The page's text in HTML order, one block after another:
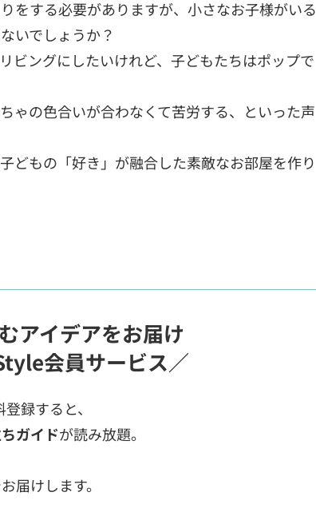
をする必要がありますが、小さなお子様がいる
いでしょうか？
ビングにしたいけれど、子どもたちはポップで
ゃの色合いが合わなくて苦労する、といった声
どもの「好き」が融合した素敵なお部屋を作り
アイデアをお届け
会員サービス／
録すると、
ガイドが読み放題。
届けします。